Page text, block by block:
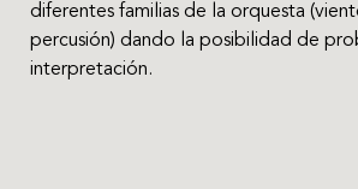
diferentes familias de la orquesta
percusión) dando la posibilidad de
interpretación.